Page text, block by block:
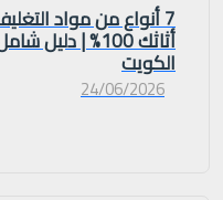
7 أنواع من مواد
أثاثك 100% |
الكويت
24/06/2026